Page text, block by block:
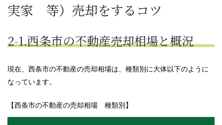
実家 等）売却をするコツ
2-1.西条市の不動産売却相場と概況
現在、西条市の不動産の売却相場は、種類別に大体以下のように
なっています。
【西条市の不動産の売却相場 種類別】